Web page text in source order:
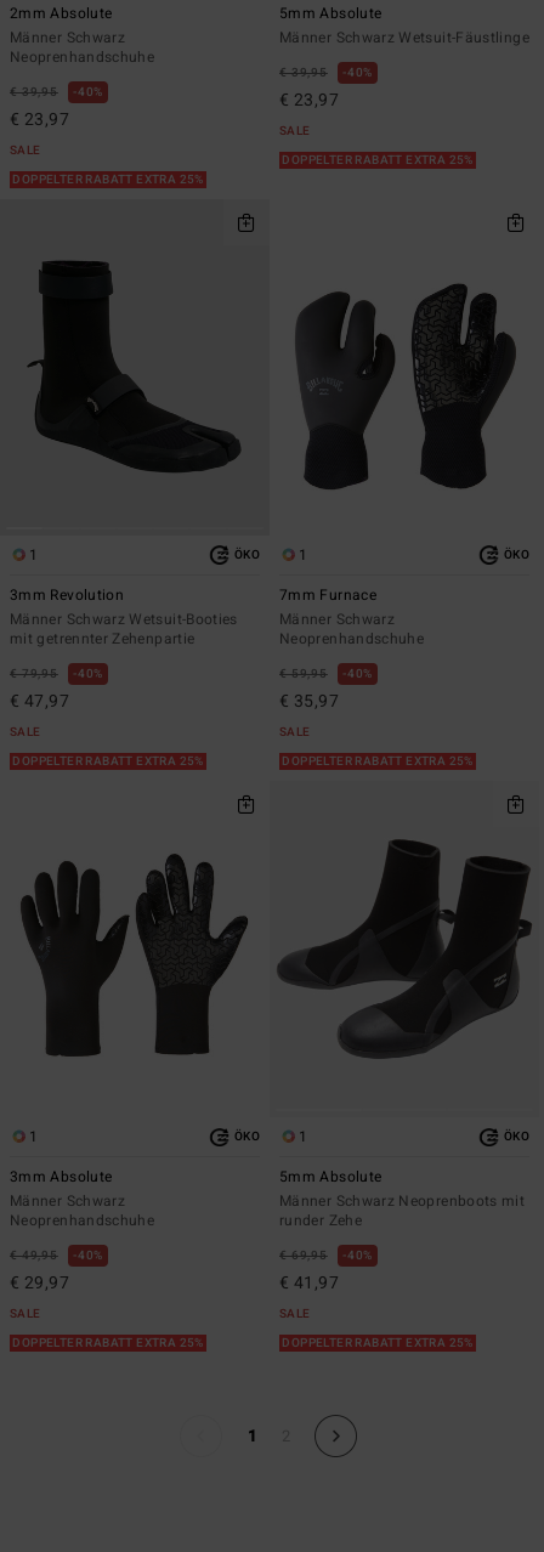
2mm Absolute
Männer Schwarz
Neoprenhandschuhe
€ 39,95 40%
€ 23,97
SALE
DOPPELTER RABATT EXTRA 25%
5mm Absolute
Männer Schwarz Wetsuit-Fäustlinge
€ 39,95 40%
€ 23,97
SALE
DOPPELTER RABATT EXTRA 25%
1 ÖKO
3mm Revolution
Männer Schwarz Wetsuit-Booties
mit getrennter Zehenpartie
€ 79,95 40%
€ 47,97
SALE
DOPPELTER RABATT EXTRA 25%
1 ÖKO
7mm Furnace
Männer Schwarz
Neoprenhandschuhe
€ 59,95 40%
€ 35,97
SALE
DOPPELTER RABATT EXTRA 25%
1 ÖKO
3mm Absolute
Männer Schwarz
Neoprenhandschuhe
€ 49,95 40%
€ 29,97
SALE
DOPPELTER RABATT EXTRA 25%
1 ÖKO
5mm Absolute
Männer Schwarz Neoprenboots mit
runder Zehe
€ 69,95 40%
€ 41,97
SALE
DOPPELTER RABATT EXTRA 25%
1